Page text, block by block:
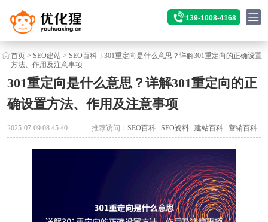
139-1008-4168
首页> SEO建站> SEO百科
301重定向是什么意思？详解301重定向的正确设置
方法、作用及注意事项
301重定向是什么意思？详解301重定向的正
确设置方法、作用及注意事项
2025-07-09 08:45:40 推荐访问：SEO百科 SEO资料 建站百科 营销百科